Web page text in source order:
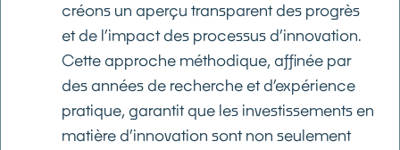
créons un aperçu transparent des progrès
et de l’impact des processus d’innovation.
Cette approche méthodique, affinée par
des années de recherche et d’expérience
pratique, garantit que les investissements en
matière d’innovation sont non seulement